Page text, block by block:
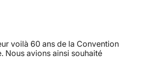
voilà 60 ans de la Convention
Nous avions ainsi souhaité